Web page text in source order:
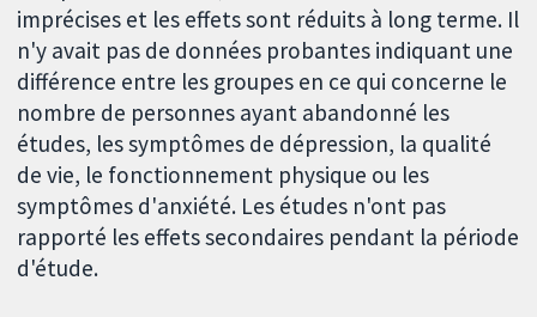
imprécises et les effets sont réduits à long terme. Il
n'y avait pas de données probantes indiquant une
différence entre les groupes en ce qui concerne le
nombre de personnes ayant abandonné les
études, les symptômes de dépression, la qualité
de vie, le fonctionnement physique ou les
symptômes d'anxiété. Les études n'ont pas
rapporté les effets secondaires pendant la période
d'étude.